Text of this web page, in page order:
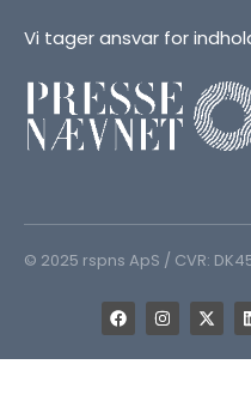
Vi tager ansvar for
© 2025 rspns ApS / CVR: